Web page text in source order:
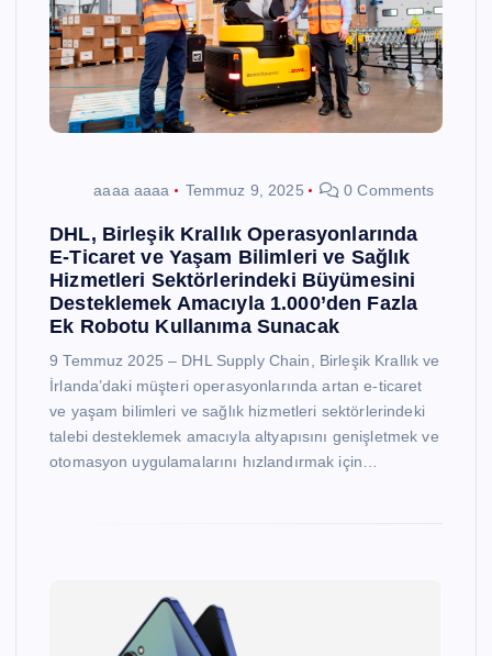
aaaa aaaa Temmuz 9, 2025 0 Comments
DHL, Birleşik Krallık Operasyonlarında
E-Ticaret ve Yaşam Bilimleri ve Sağlık
Hizmetleri Sektörlerindeki Büyümesini
Desteklemek Amacıyla 1.000’den Fazla
Ek Robotu Kullanıma Sunacak
9 Temmuz 2025 – DHL Supply Chain, Birleşik Krallık ve
İrlanda’daki müşteri operasyonlarında artan e-ticaret
ve yaşam bilimleri ve sağlık hizmetleri sektörlerindeki
talebi desteklemek amacıyla altyapısını genişletmek ve
otomasyon uygulamalarını hızlandırmak için…